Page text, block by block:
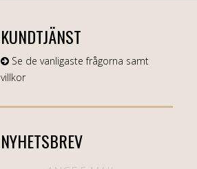
KUNDTJÄNST
Se de vanligaste frågorna samt
villkor
NYHETSBREV